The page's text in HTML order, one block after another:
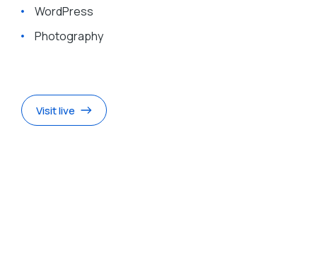
WordPress
Photography
Visit live